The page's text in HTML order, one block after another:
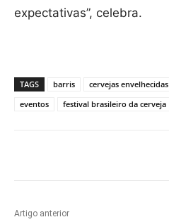
expectativas”, celebra.
TAGS barris cervejas envelhecidas
eventos
festival brasileiro da cerveja
Artigo anterior